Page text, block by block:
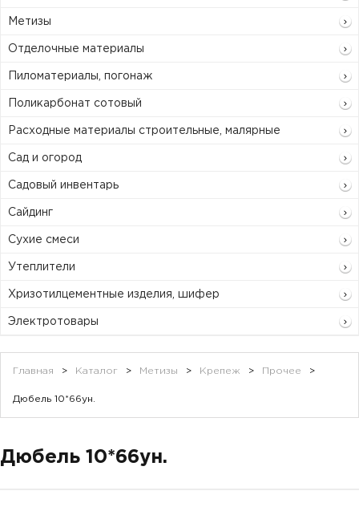
Метизы
Отделочные материалы
Пиломатериалы, погонаж
Поликарбонат сотовый
Расходные материалы строительные, малярные
Сад и огород
Садовый инвентарь
Сайдинг
Сухие смеси
Утеплители
Хризотилцементные изделия, шифер
Электротовары
Главная > Каталог > Метизы > Крепеж > Прочее >
Дюбель 10*66ун.
Дюбель 10*66ун.